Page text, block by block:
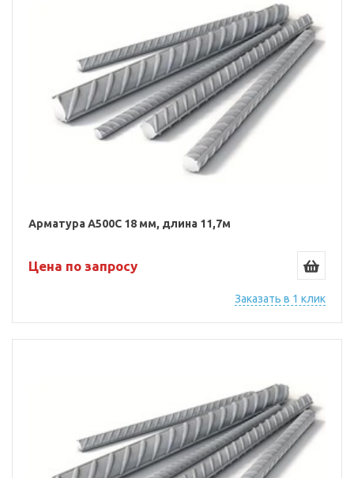
Арматура А500С 18 мм, длина 11,7м
Цена по запросу
Заказать в 1 клик